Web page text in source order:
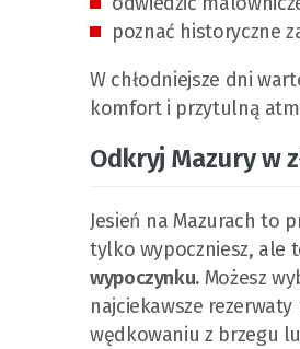
poznać historyczne
W chłodniejsze dni
komfort i przytulną
Odkryj Mazury w
Jesień na Mazurach to
tylko wypoczniesz, ale
wypoczynku. Możesz
najciekawsze
wędkowaniu z brzegu